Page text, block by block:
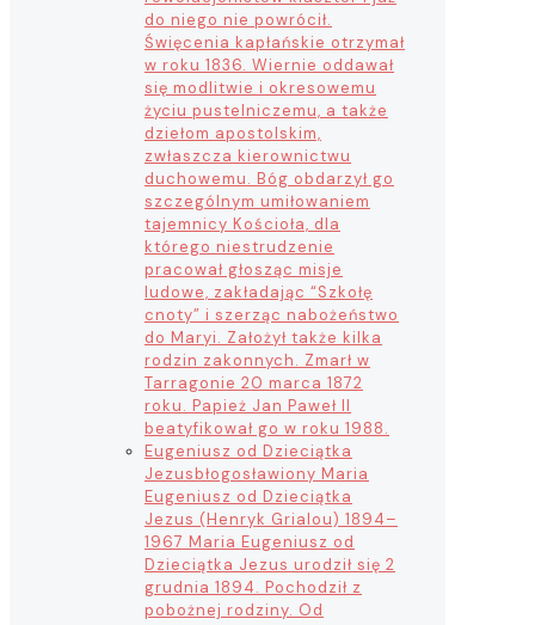
do niego nie powrócił.
Święcenia kapłańskie otrzymał
w roku 1836. Wiernie oddawał
się modlitwie i okresowemu
życiu pustelniczemu, a także
dziełom apostolskim,
zwłaszcza kierownictwu
duchowemu. Bóg obdarzył go
szczególnym umiłowaniem
tajemnicy Kościoła, dla
którego niestrudzenie
pracował głosząc misje
ludowe, zakładając “Szkołę
cnoty” i szerząc nabożeństwo
do Maryi. Założył także kilka
rodzin zakonnych. Zmarł w
Tarragonie 20 marca 1872
roku. Papież Jan Paweł II
beatyfikował go w roku 1988.
Eugeniusz od Dzieciątka
Jezusbłogosławiony Maria
Eugeniusz od Dzieciątka
Jezus (Henryk Grialou) 1894–
1967 Maria Eugeniusz od
Dzieciątka Jezus urodził się 2
grudnia 1894. Pochodził z
pobożnej rodziny. Od